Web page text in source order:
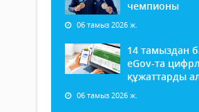
чемпионы
06 тамыз 2026 ж.
14 тамыздан
еGov-та
құжаттарды
06 тамыз 2026 ж.